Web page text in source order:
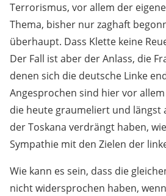
Terrorismus, vor allem der
Thema, bisher nur zaghaft
überhaupt. Dass Klette keine
Der Fall ist aber der Anlass, die
denen sich die deutsche Linke
Angesprochen sind hier vor
die heute graumeliert und längst
der Toskana verdrängt haben,
Sympathie mit den Zielen der
Wie kann es sein, dass die
nicht widersprochen haben,